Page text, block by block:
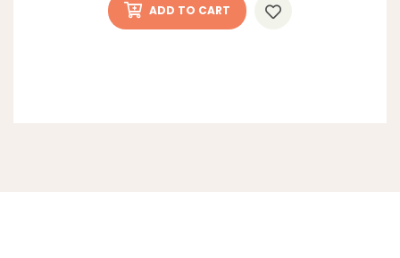
ADD TO CART